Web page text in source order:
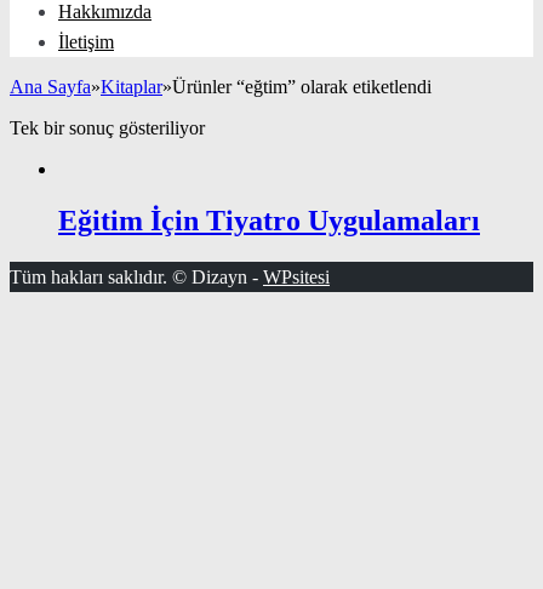
Hakkımızda
İletişim
Ana Sayfa»Kitaplar»Ürünler “eğtim” olarak etiketlendi
Tek bir sonuç gösteriliyor
Eğitim İçin Tiyatro Uygulamaları
Tüm hakları saklıdır. © Dizayn - WPsitesi